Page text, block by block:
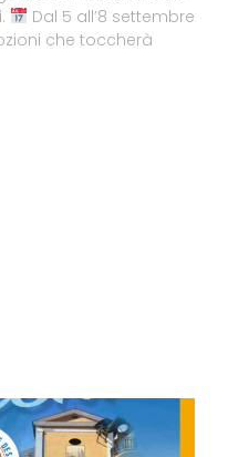
Dal 5 all’8 settembre
che toccherà